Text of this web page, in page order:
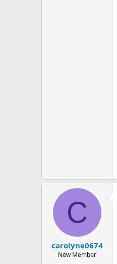
C
carolyne0674
New Member